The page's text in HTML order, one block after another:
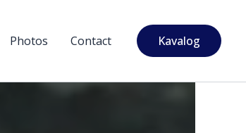
Photos Contact Kavalog